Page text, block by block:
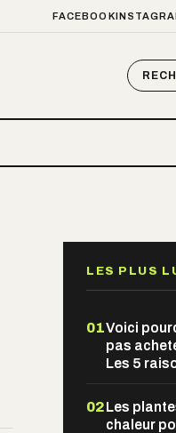
FACEBOOK
LES PLUS
01Voici
pas
Les 5
02Les
chaleur